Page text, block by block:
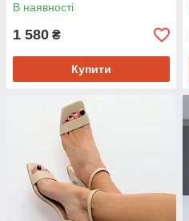
В наявності
1 580 ₴
Купити